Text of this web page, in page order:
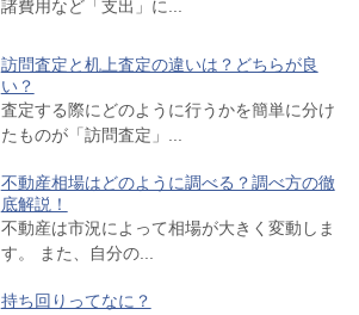
諸費用など「支出」に...
訪問査定と机上査定の違いは？どちらが良
い？
査定する際にどのように行うかを簡単に分け
たものが「訪問査定」...
不動産相場はどのように調べる？調べ方の徹
底解説！
不動産は市況によって相場が大きく変動しま
す。 また、自分の...
持ち回りってなに？